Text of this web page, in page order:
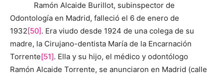
Ramón Alcaide Burillot, subinspector de
Odontología en Madrid, falleció el 6 de enero de
1932[50]. Era viudo desde 1924 de una colega de su
madre, la Cirujano-dentista María de la Encarnación
Torrente[51]. Ella y su hijo, el médico y odontólogo
Ramón Alcaide Torrente, se anunciaron en Madrid (calle